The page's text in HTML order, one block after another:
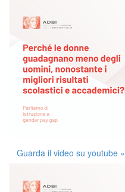
Guarda il video su youtube »